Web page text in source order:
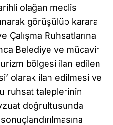
olağan meclis
görüşülüp karara
Çalışma Ruhsatlarına
Belediye ve mücavir
bölgesi ilan edilen
olarak ilan edilmesi ve
ruhsat taleplerinin
doğrultusunda